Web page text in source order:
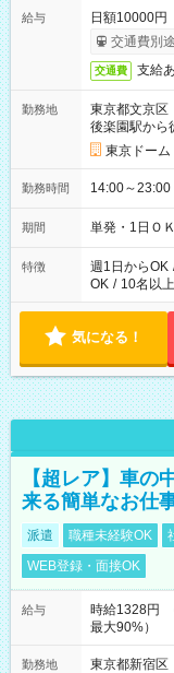
給与
日額10000円
交通費別
交通費 支給
勤務地
東京都文京区
後楽園駅から
東京ドーム
勤務時間 14:00～23:00
期間 単発・1日ＯＫ
特徴 週1日からOK
OK / 10名以
気になる！
【超レア】車の
来る簡単なお仕
派遣 職種未経験OK
WEB登録・面接OK
給与
時給1328円
最大90%）
勤務地
東京都新宿区